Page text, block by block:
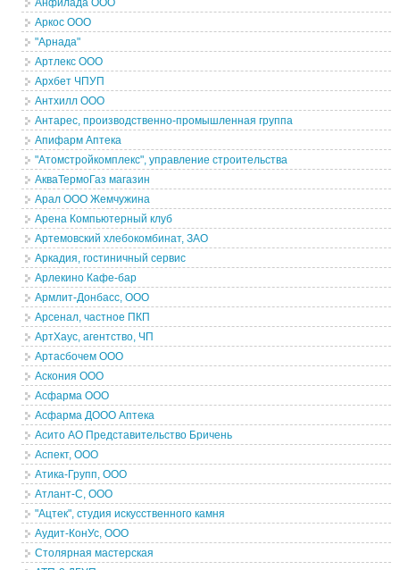
Анфилада ООО
Аркос ООО
"Арнада"
Артлекс ООО
Архбет ЧПУП
Антхилл ООО
Антарес, производственно-промышленная группа
Апифарм Аптека
"Атомстройкомплекс", управление строительства
АкваТермоГаз магазин
Арал ООО Жемчужина
Арена Компьютерный клуб
Артемовский хлебокомбинат, ЗАО
Аркадия, гостиничный сервис
Арлекино Кафе-бар
Армлит-Донбасс, ООО
Арсенал, частное ПКП
АртХаус, агентство, ЧП
Артасбочем ООО
Аскония ООО
Асфарма ООО
Асфарма ДООО Аптека
Асито АО Представительство Бричень
Аспект, ООО
Атика-Групп, ООО
Атлант-С, ООО
"Ацтек", студия искусственного камня
Аудит-КонУс, ООО
Столярная мастерская